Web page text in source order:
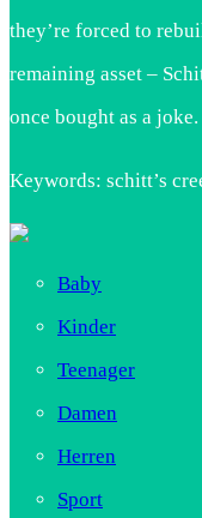
they’re forced to
remaining asset –
once bought as a joke.
Keywords: schitt’s
Baby
Kinder
Teenager
Damen
Herren
Sport